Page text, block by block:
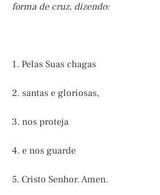
forma de cruz, dizendo:
1. Pelas Suas
2. santas e gloriosas,
3. nos
4. e nos guarde
5. Cristo Senhor.